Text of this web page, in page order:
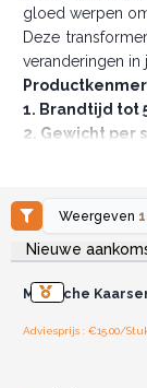
gloed werpen
Deze
veranderingen in
1. Brandtijd tot
2. Gewicht per
Bestel nu
Weergeven
Nieuwe
Log in of
Magische
Adviesprijs : €15.00/